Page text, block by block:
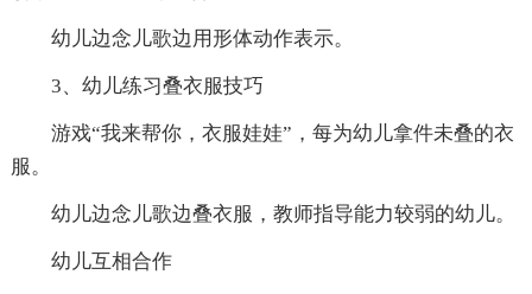
幼儿边念儿歌边用形体动作表示。
3、幼儿练习叠衣服技巧
游戏“我来帮你，衣服娃娃”，每为幼儿拿件未叠的衣
服。
幼儿边念儿歌边叠衣服，教师指导能力较弱的幼儿。
幼儿互相合作